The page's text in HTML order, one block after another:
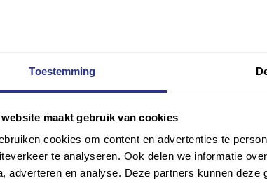
Toestemming
website maakt gebruik van cookies
cookies om content en advertenties te
te analyseren. Ook delen we informatie
adverteren en analyse. Deze partners kunnen